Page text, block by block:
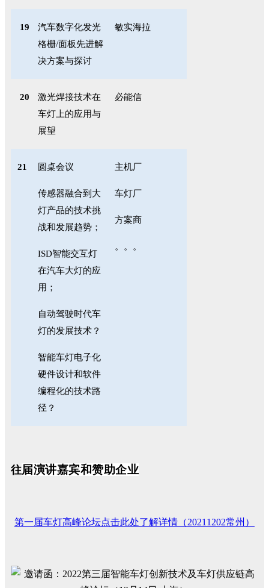
19
汽车数字化发光
格栅/面板先进解
决方案与探讨
敏实海拉
20
激光焊接技术在
车灯上的应用与
展望
必能信
21 圆桌会议
传感器融合到大
灯产品的技术挑
战和发展趋势；
ISD智能交互灯
在汽车大灯的应
用；
自动驾驶时代车
灯的发展技术？
智能车灯电子化
硬件设计和软件
编程化的技术路
径？
主机厂
车灯厂
方案商
。。。
往届演讲嘉宾和赞助企业
第一届车灯高峰论坛点击此处了解详情（20211202常州）